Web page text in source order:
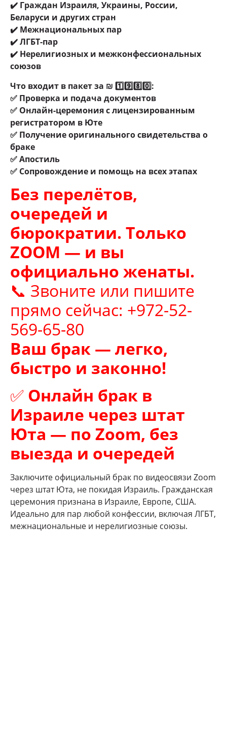
✔️ Граждан Израиля, Украины, России,
Беларуси и других стран
✔️ Межнациональных пар
✔️ ЛГБТ-пар
✔️ Нерелигиозных и межконфессиональных
союзов
Что входит в пакет за ₪ 1️⃣9️⃣8️⃣0️⃣:
✅ Проверка и подача документов
✅ Онлайн-церемония с лицензированным
регистратором в Юте
✅ Получение оригинального свидетельства о
браке
✅ Апостиль
✅ Сопровождение и помощь на всех этапах
Без перелётов,
очередей и
бюрократии. Только
ZOOM — и вы
официально женаты.
📞 Звоните или пишите
прямо сейчас: +972-52-
569-65-80
Ваш брак — легко,
быстро и законно!
✅ Онлайн брак в
Израиле через штат
Юта — по Zoom, без
выезда и очередей
Заключите официальный брак по видеосвязи Zoom
через штат Юта, не покидая Израиль. Гражданская
церемония признана в Израиле, Европе, США.
Идеально для пар любой конфессии, включая ЛГБТ,
межнациональные и нерелигиозные союзы.